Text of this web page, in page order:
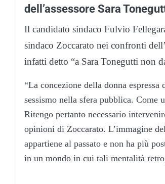
dell’assessore Sara
Il candidato sindaco Fulvio
sindaco Zoccarato nei confronti
infatti detto “a Sara Tonegutti non
“La concezione della donna
sessismo nella sfera pubblica. Come
Ritengo pertanto necessario
opinioni di Zoccarato. L’immagine
appartiene al passato e non ha più
in un mondo in cui tali mentalità